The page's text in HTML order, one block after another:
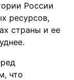
России
ресурсов,
страны и ее
что